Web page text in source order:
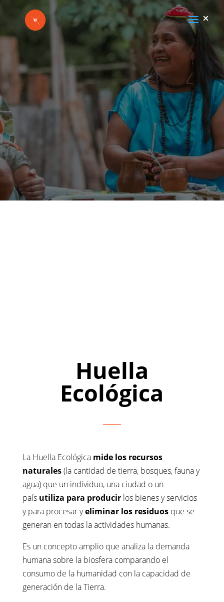
Huella
Ecológica
La Huella Ecológica mide los recursos
naturales(la cantidad de tierra, bosques, fauna y
agua) que un individuo, una ciudad o un
país utiliza para producir los bienes y servicios
y para procesar yeliminar los residuos que se
generan en todas la actividades humanas.
Es un concepto amplio que analiza la demanda
humana sobre la biosfera comparando el
consumo de la humanidad con la capacidad de
generación de la Tierra.